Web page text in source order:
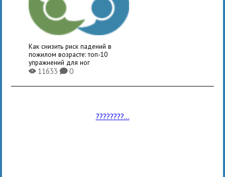
Как снизить риск падений в
пожилом возрасте: топ-10
упражнений для ног
X11633K0
????????...